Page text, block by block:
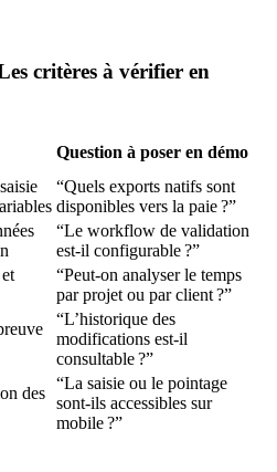
critères à vérifier en
Question à poser en démo
“Quels exports natifs sont
disponibles vers la paie ?”
“Le workflow de validation
est-il configurable ?”
“Peut-on analyser le temps
par projet ou par client ?”
“L’historique des
modifications est-il
consultable ?”
des
“La saisie ou le pointage
sont-ils accessibles sur
mobile ?”